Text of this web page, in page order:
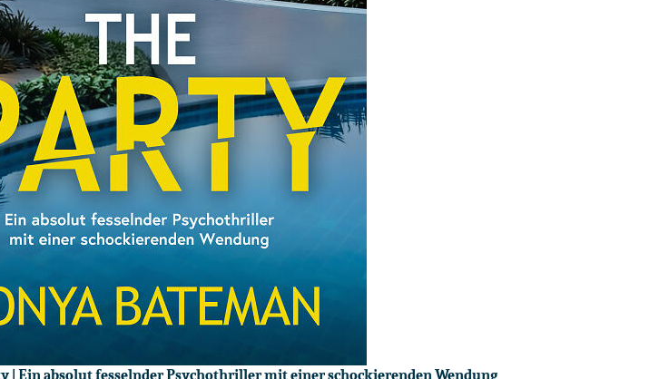
| Ein absolut fesselnder Psychothriller mit einer schockierenden Wendung